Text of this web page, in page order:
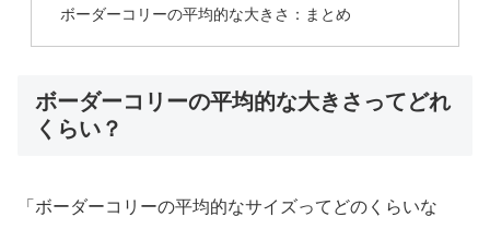
ボーダーコリーの平均的な大きさ：まとめ
ボーダーコリーの平均的な大きさってどれ
くらい？
「ボーダーコリーの平均的なサイズってどのくらいな